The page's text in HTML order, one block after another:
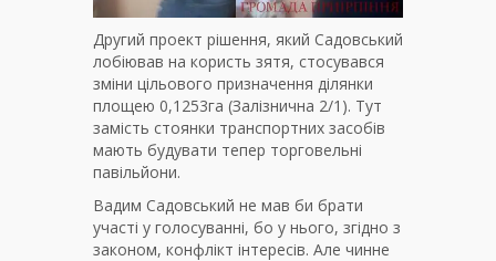
Другий проект рішення, який Садовський
лобіював на користь зятя, стосувався
зміни цільового призначення ділянки
площею 0,1253га (Залізнична 2/1). Тут
замість стоянки транспортних засобів
мають будувати тепер торговельні
павільйони.
Вадим Садовський не мав би брати
участі у голосуванні, бо у нього, згідно з
законом, конфлікт інтересів. Але чинне